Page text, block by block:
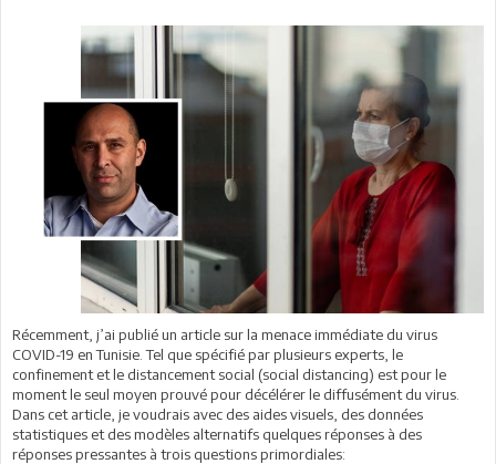
Récemment, j’ai publié un article sur la menace immédiate du virus
COVID-19 en Tunisie. Tel que spécifié par plusieurs experts, le
confinement et le distancement social (social distancing) est pour le
moment le seul moyen prouvé pour décélérer le diffusément du virus.
Dans cet article, je voudrais avec des aides visuels, des données
statistiques et des modèles alternatifs quelques réponses à des
réponses pressantes à trois questions primordiales: